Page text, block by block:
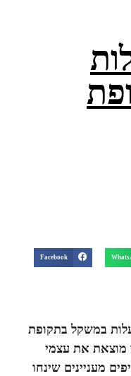
Facebook
במשקל בתקופת
מוצאת את עצמי
מעניינים שינחו